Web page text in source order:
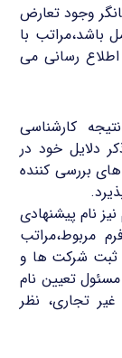
وجود تعارض
باشد،مراتب با
رسانی می
نتیجه کارشناسی
دلایل خود در
بررسی کننده
نیز نام پیشنهادی
مربوط،مراتب
ثبت شرکت ها و
تعیین نام
تجاری، نظر